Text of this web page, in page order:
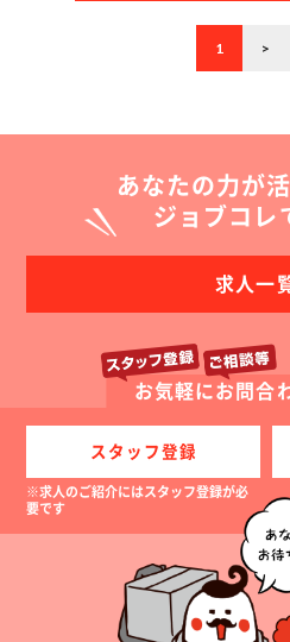
1 >
あなたの力が
ジョブコレ
求人一
お気軽にお問合
スタッフ登録
※求人のご紹介にはスタッフ登録が必
要です